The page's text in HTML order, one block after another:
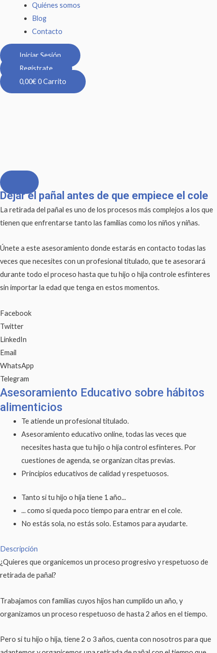
Quiénes somos
Blog
Contacto
Iniciar Sesión
Regístrate
0,00€0Carrito
Dejar el pañal antes de que empiece el cole
La retirada del pañal es uno de los procesos más complejos a los que
tienen que enfrentarse tanto las familias como los niños y niñas.
Únete a este asesoramiento donde estarás en contacto todas las
veces que necesites con un profesional titulado, que te asesorará
durante todo el proceso hasta que tu hijo o hija controle esfínteres
sin importar la edad que tenga en estos momentos.
Facebook
Twitter
LinkedIn
Email
WhatsApp
Telegram
Asesoramiento Educativo sobre hábitos
alimenticios
Te atiende un profesional titulado.
Asesoramiento educativo online, todas las veces que
necesites hasta que tu hijo o hija control esfínteres. Por
cuestiones de agenda, se organizan citas previas.
Principios educativos de calidad y respetuosos.
Tanto si tu hijo o hija tiene 1 año...
... como si queda poco tiempo para entrar en el cole.
No estás sola, no estás solo. Estamos para ayudarte.
Descripción
¿Quieres que organicemos un proceso progresivo y respetuoso de
retirada de pañal?
Trabajamos con familias cuyos hijos han cumplido un año, y
organizamos un proceso respetuoso de hasta 2 años en el tiempo.
Pero si tu hijo o hija, tiene 2 o 3 años, cuenta con nosotros para que